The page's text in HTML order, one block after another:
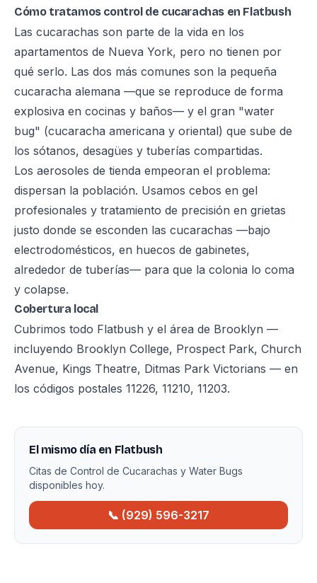
Cómo tratamos control de cucarachas en Flatbush
Las cucarachas son parte de la vida en los
apartamentos de Nueva York, pero no tienen por
qué serlo. Las dos más comunes son la pequeña
cucaracha alemana —que se reproduce de forma
explosiva en cocinas y baños— y el gran "water
bug" (cucaracha americana y oriental) que sube de
los sótanos, desagües y tuberías compartidas.
Los aerosoles de tienda empeoran el problema:
dispersan la población. Usamos cebos en gel
profesionales y tratamiento de precisión en grietas
justo donde se esconden las cucarachas —bajo
electrodomésticos, en huecos de gabinetes,
alrededor de tuberías— para que la colonia lo coma
y colapse.
Cobertura local
Cubrimos todo Flatbush y el área de Brooklyn —
incluyendo Brooklyn College, Prospect Park, Church
Avenue, Kings Theatre, Ditmas Park Victorians — en
los códigos postales 11226, 11210, 11203.
El mismo día en Flatbush
Citas de Control de Cucarachas y Water Bugs
disponibles hoy.
📞 (929) 596-3217